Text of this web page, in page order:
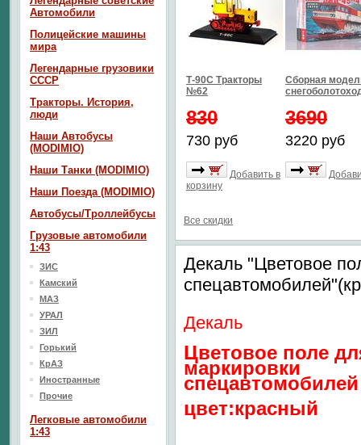
Т-90С Тракторы
№62
830
730 руб
Добавить в
корзину
Сборная
3690
3220 руб
Все скидки
Декаль "Цветовое
Декаль
Цветовое поле
маркировки
спецавтомобилей
цвет:красный
Автомобили
Полицейские машины
мира
Легендарные грузовики
СССР
Тракторы. История,
люди
Наши Автобусы
(MODIMIO)
Наши Танки (MODIMIO)
Наши Поезда (MODIMIO)
Автобусы/Троллейбусы
Грузовые автомобили
1:43
ЗИС
Камский
МАЗ
УРАЛ
ЗИЛ
Горький
КрАЗ
Иностранные
Прочие
Легковые автомобили
1:43